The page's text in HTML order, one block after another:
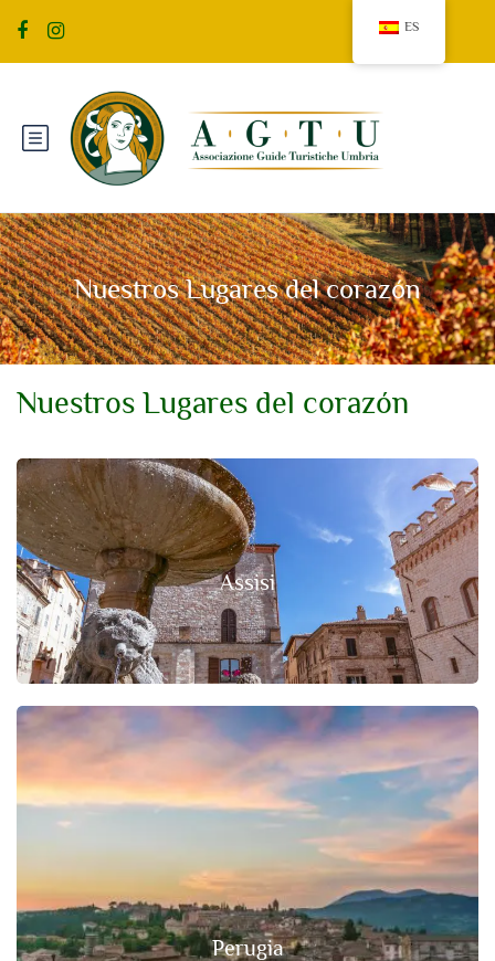
Nuestros Lugares del corazón
Nuestros Lugares del corazón
Assisi
Perugia
ES